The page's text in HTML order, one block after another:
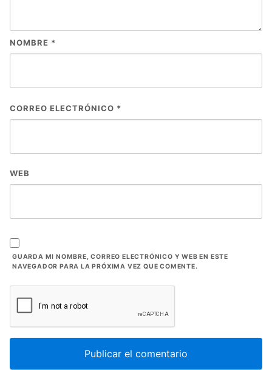
NOMBRE *
CORREO ELECTRÓNICO *
WEB
GUARDA MI NOMBRE, CORREO ELECTRÓNICO Y WEB EN ESTE
NAVEGADOR PARA LA PRÓXIMA VEZ QUE COMENTE.